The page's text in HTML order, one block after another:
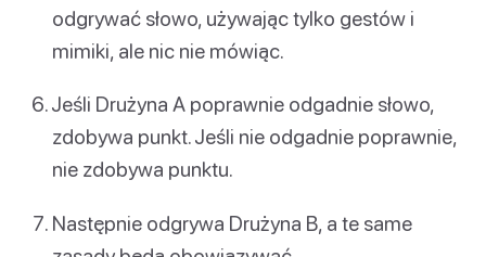
odgrywać słowo, używając tylko gestów i
mimiki, ale nic nie mówiąc.
Jeśli Drużyna A poprawnie odgadnie słowo,
zdobywa punkt. Jeśli nie odgadnie poprawnie,
nie zdobywa punktu.
Następnie odgrywa Drużyna B, a te same